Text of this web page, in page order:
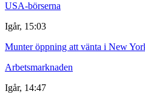
USA-börserna
Igår, 15:03
Munter öppning att vänta i New
Arbetsmarknaden
Igår, 14:47